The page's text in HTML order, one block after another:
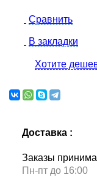
Сравнить
В закладки
Хотите
Доставка :
Заказы
Пн-пт до 16:00